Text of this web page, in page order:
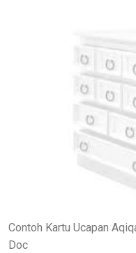
Contoh Kartu Ucapan
Doc